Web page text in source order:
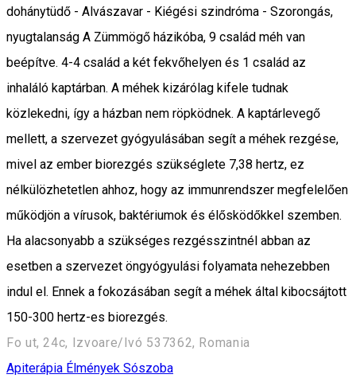
dohánytüdő - Alvászavar - Kiégési szindróma - Szorongás,
nyugtalanság A Zümmögő házikóba, 9 család méh van
beépítve. 4-4 család a két fekvőhelyen és 1 család az
inhaláló kaptárban. A méhek kizárólag kifele tudnak
közlekedni, így a házban nem röpködnek. A kaptárlevegő
mellett, a szervezet gyógyulásában segít a méhek rezgése,
mivel az ember biorezgés szükséglete 7,38 hertz, ez
nélkülözhetetlen ahhoz, hogy az immunrendszer megfelelően
működjön a vírusok, baktériumok és élősködőkkel szemben.
Ha alacsonyabb a szükséges rezgésszintnél abban az
esetben a szervezet öngyógyulási folyamata nehezebben
indul el. Ennek a fokozásában segít a méhek által kibocsájtott
150-300 hertz-es biorezgés.
Fo ut, 24c, Izvoare/Ivó 537362, Romania
Apiterápia Élmények Sószoba